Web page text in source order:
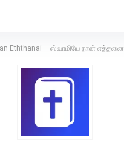
Eththanai – ஸ்வாமியே நான் எத்தனை